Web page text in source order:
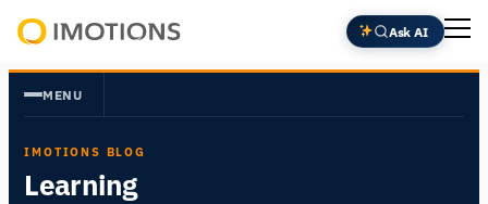
Zum
Inhalt
springen
Insight
Ask AI
MENU
IMOTIONS BLOG
Learning